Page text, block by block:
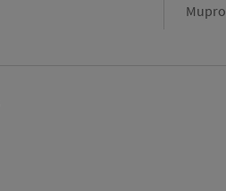
Marque
Mupro